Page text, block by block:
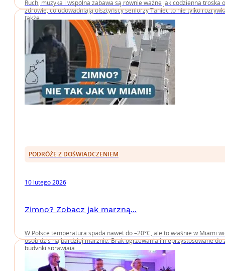
Ruch, muzyka i wspólna zabawa są równie ważne jak codzienna troska o
zdrowie, co udowadniają olsztyńscy seniorzy Taniec to nie tylko
także....
PODRÓŻE Z DOŚWIADCZENIEM
10 lutego 2026
Zimno? Zobacz jak marzną...
W Polsce temperatura spada nawet do –20°C, ale to właśnie w Miami
osób dziś najbardziej marznie. Brak ogrzewania i nieprzystosowane do
budynki sprawiają,....